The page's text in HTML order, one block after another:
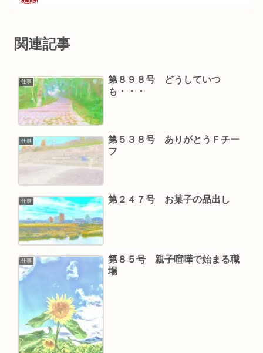
関連記事
仕事
第８９８号 どうしていつ
も・・・
仕事
第５３８号 ありがとうＦチー
フ
仕事 第２４７号 お菓子の品出し
仕事
第８５号 親子喧嘩で始まる職
場